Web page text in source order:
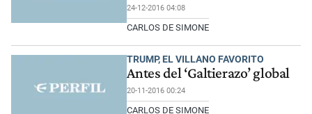
24-12-2016 04:08
CARLOS DE SIMONE
TRUMP, EL VILLANO FAVORITO
Antes del ‘Galtierazo’ global
20-11-2016 00:24
CARLOS DE SIMONE